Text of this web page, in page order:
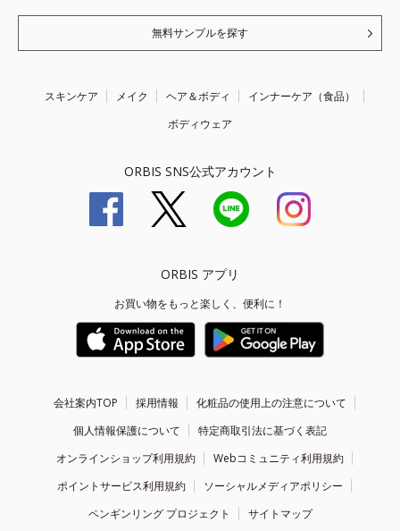
無料サンプルを探す
スキンケア メイク ヘア＆ボディ
インナーケア（食品）
ボディウェア
ORBIS SNS公式アカウント
ORBIS アプリ
お買い物をもっと楽しく、便利に！
会社案内TOP 採用情報
化粧品の使用上の注意について
個人情報保護について
特定商取引法に基づく表記
オンラインショップ利用規約
Webコミュニティ利用規約
ポイントサービス利用規約
ソーシャルメディアポリシー
ペンギンリング プロジェクト
サイトマップ